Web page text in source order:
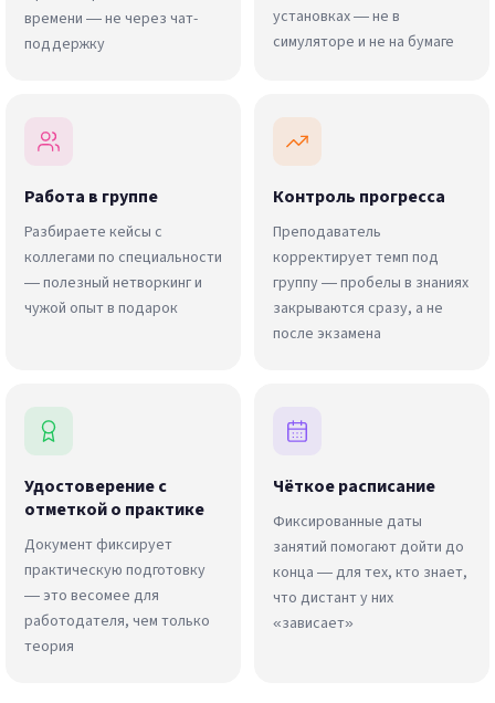
времени — не через чат-
поддержку
установках — не в
симуляторе и не на бумаге
Работа в группе
Разбираете кейсы с
коллегами по специальности
— полезный нетворкинг и
чужой опыт в подарок
Контроль прогресса
Преподаватель
корректирует темп под
группу — пробелы в знаниях
закрываются сразу, а не
после экзамена
Удостоверение с
отметкой о практике
Документ фиксирует
практическую подготовку
— это весомее для
работодателя, чем только
теория
Чёткое расписание
Фиксированные даты
занятий помогают дойти до
конца — для тех, кто знает,
что дистант у них
«зависает»